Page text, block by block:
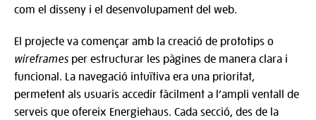
com el disseny i el desenvolupament del web.
El projecte va començar amb la creació de prototips o
wireframes per estructurar les pàgines de manera clara i
funcional. La navegació intuïtiva era una prioritat,
permetent als usuaris accedir fàcilment a l’ampli ventall de
serveis que ofereix Energiehaus. Cada secció, des de la